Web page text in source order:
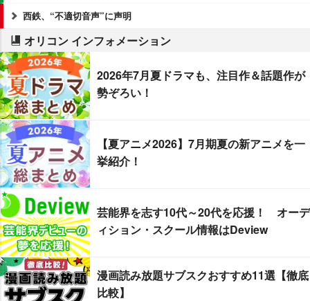
西鉄、“不適切音声”に声明
オリコン インフォメーション
2026年7月夏ドラマも、注目作＆話題作が
勢ぞろい！
【夏アニメ2026】7月期夏の新アニメを一
挙紹介！
芸能界を志す10代～20代を応援！ オーデ
ィション・スクール情報はDeview
漫画読み放題サブスクおすすめ11選【徹底
比較】